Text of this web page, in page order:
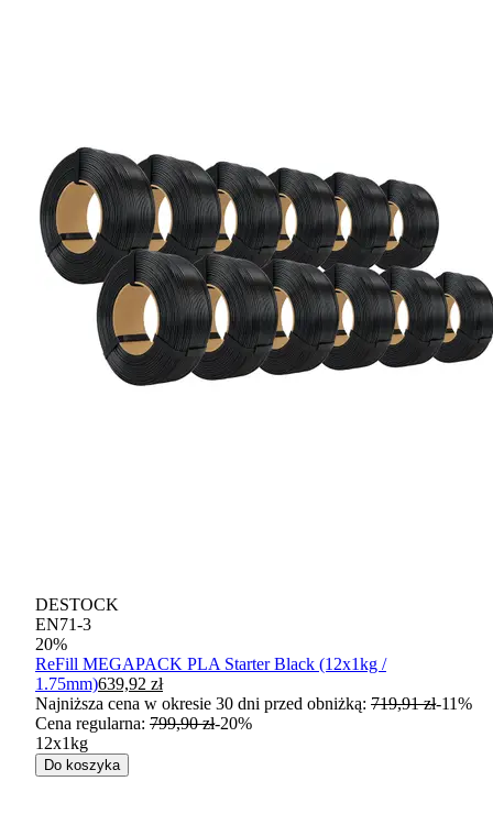
DESTOCK
EN71-3
20%
ReFill MEGAPACK PLA Starter Black (12x1kg /
1.75mm)639,92 zł
Najniższa cena w okresie 30 dni przed obniżką: 719,91 zł-11%
Cena regularna: 799,90 zł-20%
12x1kg
Do koszyka